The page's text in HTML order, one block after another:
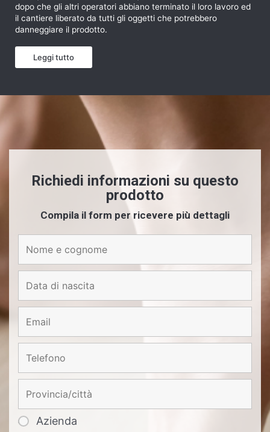
dopo che gli altri operatori abbiano terminato il loro lavoro ed
il cantiere liberato da tutti gli oggetti che potrebbero
danneggiare il prodotto.
Leggi tutto
Richiedi informazioni su questo
prodotto
Compila il form per ricevere più dettagli
Azienda